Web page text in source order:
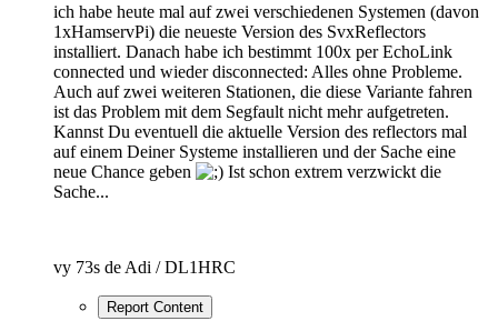
ich habe heute mal auf zwei verschiedenen Systemen (davon
1xHamservPi) die neueste Version des SvxReflectors
installiert. Danach habe ich bestimmt 100x per EchoLink
connected und wieder disconnected: Alles ohne Probleme.
Auch auf zwei weiteren Stationen, die diese Variante fahren
ist das Problem mit dem Segfault nicht mehr aufgetreten.
Kannst Du eventuell die aktuelle Version des reflectors mal
auf einem Deiner Systeme installieren und der Sache eine
neue Chance geben
Ist schon extrem verzwickt die
Sache...
vy 73s de Adi / DL1HRC
Report Content